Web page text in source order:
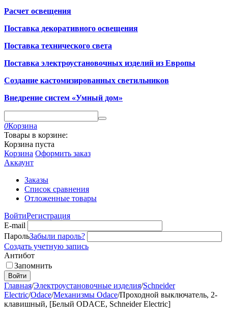
Расчет освещения
Поставка декоративного освещения
Поставка технического света
Поставка электроустановочных изделий из Европы
Создание кастомизированных светильников
Внедрение систем «Умный дом»
0Корзина
Товары в корзине:
Корзина пуста
Корзина Оформить заказ
Аккаунт
Заказы
Список сравнения
Отложенные товары
ВойтиРегистрация
E-mail
ПарольЗабыли пароль?
Создать учетную запись
Антибот
Запомнить
Войти
Главная/Электроустановочные изделия/Schneider
Electric/Odace/Механизмы Odace/Проходной выключатель, 2-
клавишный, [Белый ODACE, Schneider Electric]